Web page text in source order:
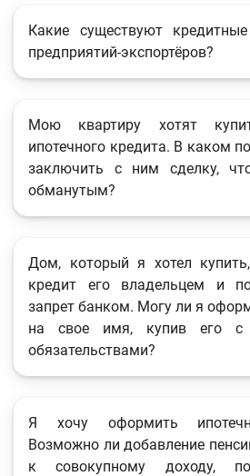
Какие существуют
предприятий-экспортёров?
Мою квартиру хотят
ипотечного кредита. В каком
заключить с ним сделку,
обманутым?
Дом, который я хотел
кредит его владельцем и
запрет банком. Могу ли я
на свое имя, купив его с
обязательствами?
Я хочу оформить
Возможно ли добавление
к совокупному доходу,